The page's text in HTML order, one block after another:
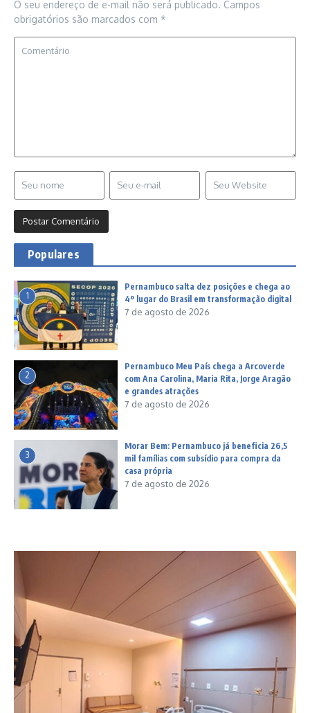
O seu endereço de e-mail não será publicado. Campos
obrigatórios são marcados com *
Populares
1
Pernambuco salta dez posições e chega ao
4º lugar do Brasil em transformação digital
7 de agosto de 2026
2
Pernambuco Meu País chega a Arcoverde
com Ana Carolina, Maria Rita, Jorge Aragão
e grandes atrações
7 de agosto de 2026
3
Morar Bem: Pernambuco já beneficia 26,5
mil famílias com subsídio para compra da
casa própria
7 de agosto de 2026